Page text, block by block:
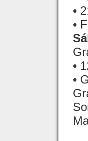
•
•
•
•